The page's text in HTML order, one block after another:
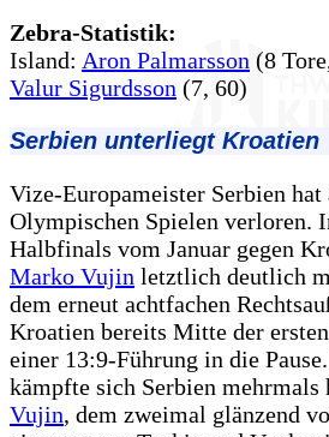
Zebra-Statistik:
Island: Aron Palmarsson (8
Valur Sigurdsson (7, 60)
Serbien unterliegt Kroatien
Vize-Europameister Serbien
Olympischen Spielen verloren.
Halbfinals vom Januar gegen
Marko Vujin letztlich deutlich
dem erneut achtfachen
Kroatien bereits Mitte der
einer 13:9-Führung in die
kämpfte sich Serbien
Vujin, dem zweimal glänzend